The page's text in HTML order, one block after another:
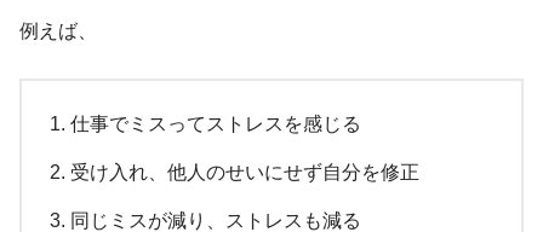
例えば、
仕事でミスってストレスを感じる
受け入れ、他人のせいにせず自分を修正
同じミスが減り、ストレスも減る